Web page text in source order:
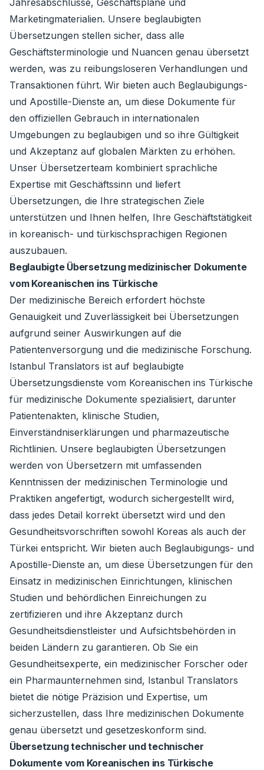
Jahresabschlüsse, Geschäftspläne und
Marketingmaterialien. Unsere beglaubigten
Übersetzungen stellen sicher, dass alle
Geschäftsterminologie und Nuancen genau übersetzt
werden, was zu reibungsloseren Verhandlungen und
Transaktionen führt. Wir bieten auch Beglaubigungs-
und Apostille-Dienste an, um diese Dokumente für
den offiziellen Gebrauch in internationalen
Umgebungen zu beglaubigen und so ihre Gültigkeit
und Akzeptanz auf globalen Märkten zu erhöhen.
Unser Übersetzerteam kombiniert sprachliche
Expertise mit Geschäftssinn und liefert
Übersetzungen, die Ihre strategischen Ziele
unterstützen und Ihnen helfen, Ihre Geschäftstätigkeit
in koreanisch- und türkischsprachigen Regionen
auszubauen.
Beglaubigte Übersetzung medizinischer Dokumente
vom Koreanischen ins Türkische
Der medizinische Bereich erfordert höchste
Genauigkeit und Zuverlässigkeit bei Übersetzungen
aufgrund seiner Auswirkungen auf die
Patientenversorgung und die medizinische Forschung.
Istanbul Translators ist auf beglaubigte
Übersetzungsdienste vom Koreanischen ins Türkische
für medizinische Dokumente spezialisiert, darunter
Patientenakten, klinische Studien,
Einverständniserklärungen und pharmazeutische
Richtlinien. Unsere beglaubigten Übersetzungen
werden von Übersetzern mit umfassenden
Kenntnissen der medizinischen Terminologie und
Praktiken angefertigt, wodurch sichergestellt wird,
dass jedes Detail korrekt übersetzt wird und den
Gesundheitsvorschriften sowohl Koreas als auch der
Türkei entspricht. Wir bieten auch Beglaubigungs- und
Apostille-Dienste an, um diese Übersetzungen für den
Einsatz in medizinischen Einrichtungen, klinischen
Studien und behördlichen Einreichungen zu
zertifizieren und ihre Akzeptanz durch
Gesundheitsdienstleister und Aufsichtsbehörden in
beiden Ländern zu garantieren. Ob Sie ein
Gesundheitsexperte, ein medizinischer Forscher oder
ein Pharmaunternehmen sind, Istanbul Translators
bietet die nötige Präzision und Expertise, um
sicherzustellen, dass Ihre medizinischen Dokumente
genau übersetzt und gesetzeskonform sind.
Übersetzung technischer und technischer
Dokumente vom Koreanischen ins Türkische